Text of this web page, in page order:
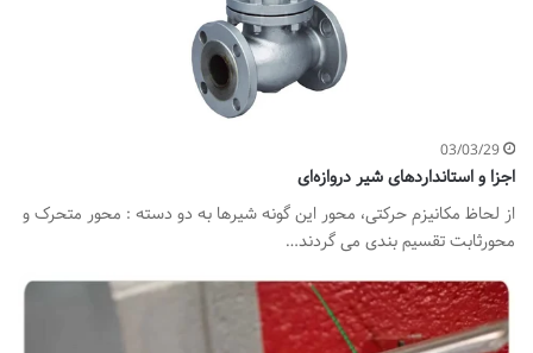
03/03/29
اجزا و استانداردهای شیر دروازه‌ای
از لحاظ مکانیزم حرکتی، محور این گونه شیرها به دو دسته : محور متحرک و
محورثابت تقسیم بندی می گردند…